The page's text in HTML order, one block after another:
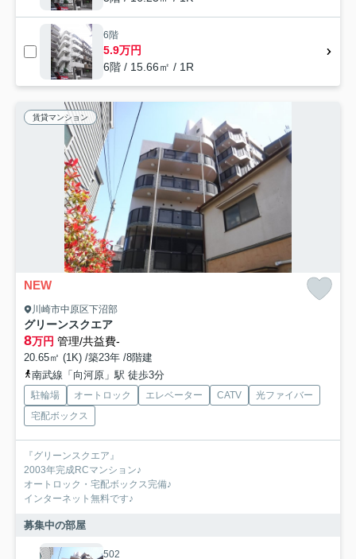
6階
5.9万円
6階 / 15.66㎡ / 1R
賃貸マンション
NEW
川崎市中原区下沼部
グリーンスクエア
8万円 管理/共益費-
20.65㎡ (1K) /築23年 /8階建
南武線「向河原」駅 徒歩3分
駐輪場 オートロック エレベーター CATV
光ファイバー
宅配ボックス
『グリーンスクエア』
2003年完成RCマンション♪
オートロック・宅配ボックス完備♪
インターネット無料です♪
募集中の部屋
502